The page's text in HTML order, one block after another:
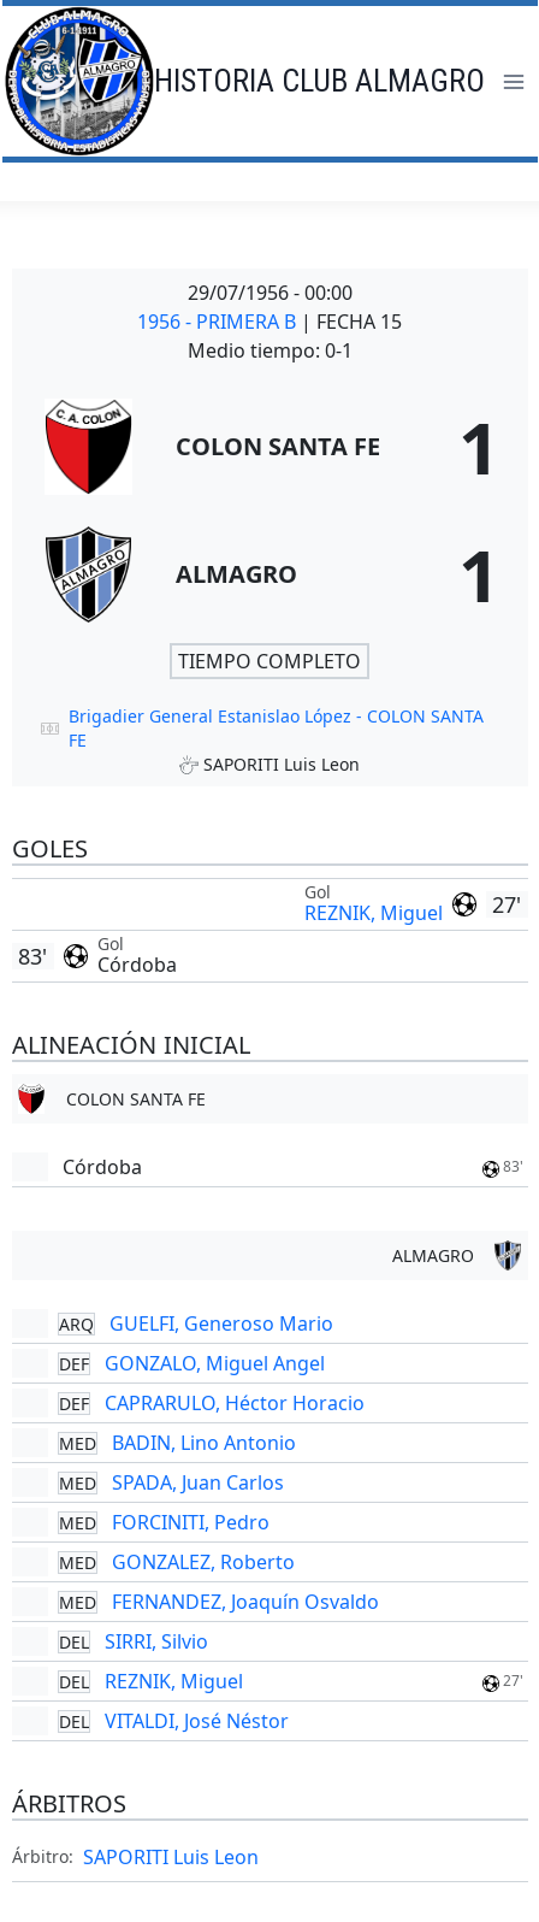
Saltar
al
contenido
HISTORIA CLUB ALMAGRO
29/07/1956 - 00:00
1956 - PRIMERA B | FECHA 15
Medio tiempo: 0-1
COLON SANTA FE 1
ALMAGRO 1
TIEMPO COMPLETO
Brigadier General Estanislao López - COLON SANTA
FE
SAPORITI Luis Leon
GOLES
27'
Gol
REZNIK, Miguel
Gol
Córdoba
83'
ALINEACIÓN INICIAL
COLON SANTA FE
Córdoba 83'
ALMAGRO
ARQ GUELFI, Generoso Mario
DEF GONZALO, Miguel Angel
DEF CAPRARULO, Héctor Horacio
MED BADIN, Lino Antonio
MED SPADA, Juan Carlos
MED FORCINITI, Pedro
MED GONZALEZ, Roberto
MED FERNANDEZ, Joaquín Osvaldo
DEL SIRRI, Silvio
DEL REZNIK, Miguel 27'
DEL VITALDI, José Néstor
ÁRBITROS
Árbitro: SAPORITI Luis Leon